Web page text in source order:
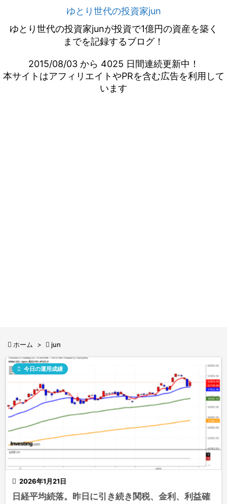
ゆとり世代の投資家jun
ゆとり世代の投資家junが投資で1億円の資産を築く
までを記録するブログ！
2015/08/03 から 4025 日間連続更新中！
本サイトはアフィリエイトやPRを含む広告を利用して
います
 ホーム >  jun
 2026年1月21日
 今日の運用成績
日経平均続落。昨日に引き続き関税、金利、利益確